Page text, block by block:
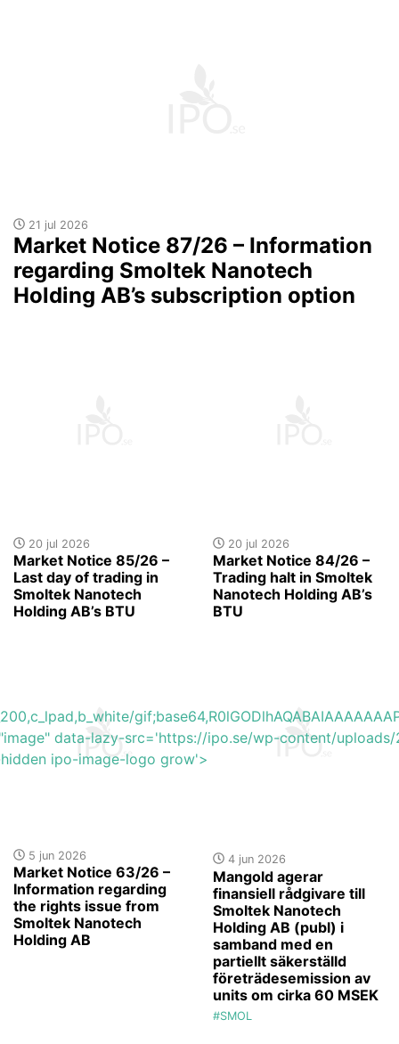
21 jul 2026
Market Notice 87/26 – Information
regarding Smoltek Nanotech
Holding AB’s subscription option
20 jul 2026
Market Notice 85/26 –
Last day of trading in
Smoltek Nanotech
Holding AB’s BTU
20 jul 2026
Market Notice 84/26 –
Trading halt in Smoltek
Nanotech Holding AB’s
BTU
5 jun 2026
Market Notice 63/26 –
Information regarding
the rights issue from
Smoltek Nanotech
Holding AB
data-lazy-src='https://ipo.se/wp-content/
ipo-image-logo grow'>
4 jun 2026
Mangold agerar
finansiell rådgivare till
Smoltek Nanotech
Holding AB (publ) i
samband med en
partiellt säkerställd
företrädesemission av
units om cirka 60 MSEK
#SMOL